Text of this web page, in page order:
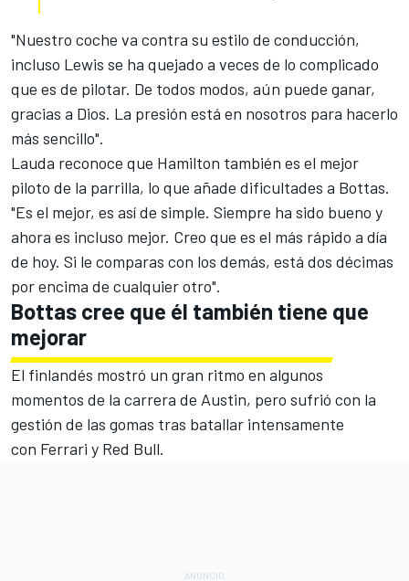
"Nuestro coche va contra su estilo de conducción,
incluso Lewis se ha quejado a veces de lo complicado
que es de pilotar. De todos modos, aún puede ganar,
gracias a Dios. La presión está en nosotros para hacerlo
más sencillo".
Lauda reconoce que Hamilton también es el mejor
piloto de la parrilla, lo que añade dificultades a Bottas.
"Es el mejor, es así de simple. Siempre ha sido bueno y
ahora es incluso mejor. Creo que es el más rápido a día
de hoy. Si le comparas con los demás, está dos décimas
por encima de cualquier otro".
Bottas cree que él también tiene que
mejorar
El finlandés mostró un gran ritmo en algunos
momentos de la carrera de Austin, pero sufrió con la
gestión de las gomas tras batallar intensamente
con Ferrari y Red Bull.